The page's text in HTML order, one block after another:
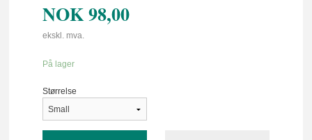
NOK98,00
ekskl. mva.
På lager
Størrelse